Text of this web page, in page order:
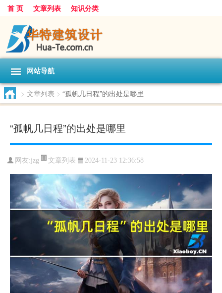
首 页 文章列表 知识分类
网站导航
> 文章列表 > “孤帆几日程”的出处是哪里
“孤帆几日程”的出处是哪里
网友:jzg 文章列表 2024-11-23 12:36:58